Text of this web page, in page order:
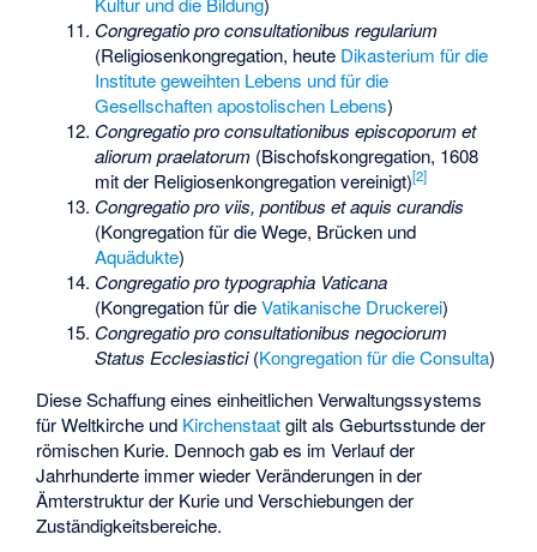
Congregatio pro consultationibus regularium
(Religiosenkongregation, heute Dikasterium für die
Institute geweihten Lebens und für die
Gesellschaften apostolischen Lebens)
Congregatio pro consultationibus episcoporum et
aliorum praelatorum (Bischofskongregation, 1608
mit der Religiosenkongregation vereinigt)[2]
Congregatio pro viis, pontibus et aquis curandis
(Kongregation für die Wege, Brücken und
Aquädukte)
Congregatio pro typographia Vaticana
(Kongregation für dieVatikanische Druckerei)
Congregatio pro consultationibus negociorum
Status Ecclesiastici(Kongregation für die Consulta)
Diese Schaffung eines einheitlichen Verwaltungssystems
für Weltkirche und Kirchenstaatgilt als Geburtsstunde der
römischen Kurie. Dennoch gab es im Verlauf der
Jahrhunderte immer wieder Veränderungen in der
Ämterstruktur der Kurie und Verschiebungen der
Zuständigkeitsbereiche.